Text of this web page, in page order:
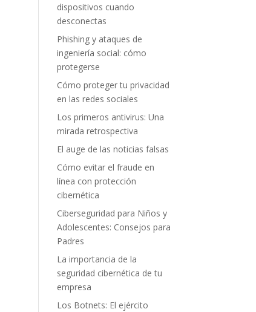
dispositivos cuando
desconectas
Phishing y ataques de
ingeniería social: cómo
protegerse
Cómo proteger tu privacidad
en las redes sociales
Los primeros antivirus: Una
mirada retrospectiva
El auge de las noticias falsas
Cómo evitar el fraude en
línea con protección
cibernética
Ciberseguridad para Niños y
Adolescentes: Consejos para
Padres
La importancia de la
seguridad cibernética de tu
empresa
Los Botnets: El ejército